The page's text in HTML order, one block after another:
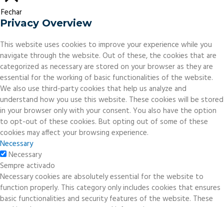
Fechar
Privacy Overview
This website uses cookies to improve your experience while you
navigate through the website. Out of these, the cookies that are
categorized as necessary are stored on your browser as they are
essential for the working of basic functionalities of the website.
We also use third-party cookies that help us analyze and
understand how you use this website. These cookies will be stored
in your browser only with your consent. You also have the option
to opt-out of these cookies. But opting out of some of these
cookies may affect your browsing experience.
Necessary
Necessary
Sempre activado
Necessary cookies are absolutely essential for the website to
function properly. This category only includes cookies that ensures
basic functionalities and security features of the website. These